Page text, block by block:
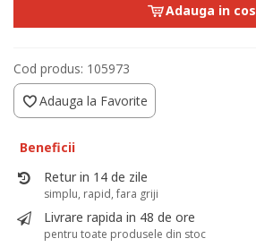
Adauga in cos
Cod produs: 105973
Adauga la Favorite
Beneficii
Retur in 14 de zile
simplu, rapid, fara griji
Livrare rapida in 48 de ore
pentru toate produsele din stoc